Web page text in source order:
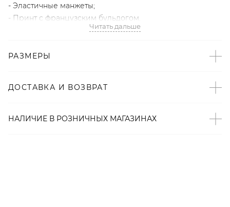
- Эластичные манжеты;
- Принт с французским бульдогом.
Модель на фото: рост 172, параметры 87/64/88.
Артикул
Читать дальше
РАЗМЕРЫ
ДОСТАВКА И ВОЗВРАТ
НАЛИЧИЕ В РОЗНИЧНЫХ МАГАЗИНАХ